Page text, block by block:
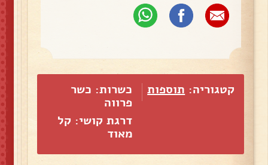
קטגוריה: תוספות
כשרות: כשר
פרווה
דרגת קושי: קל
מאוד